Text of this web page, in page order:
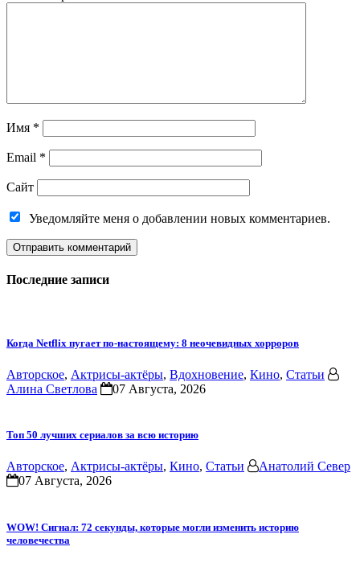
Имя *
Email *
Сайт
Уведомляйте меня о добавлении новых комментариев.
Последние записи
Когда Netflix пугает по-настоящему: 8 неочевидных хорроров
Авторское, Актрисы-актёры, Вдохновение, Кино, Статьи
Алина Светлова
07 Августа, 2026
Топ 50 лучших сериалов за всю историю
Авторское, Актрисы-актёры, Кино, Статьи
Анатолий Север
07 Августа, 2026
WOW! Сигнал: 72 секунды, которые могли изменить историю
человечества